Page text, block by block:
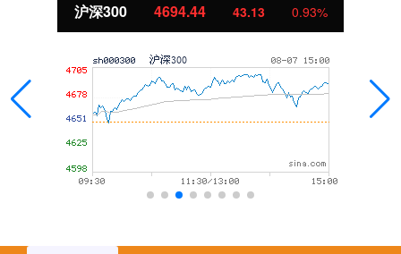
北证50 1134.24 11.37 1.01%